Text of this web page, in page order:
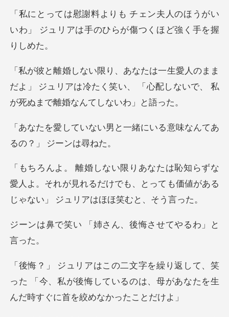
夫人のほうがい
いわ」 ジュリアは手
ま
だよ」 ジュリアは冷たく笑い、 「心配しない
と一緒にいる意味なんてあ
な
愛人よ。それが見れるだけでも、とっても価値が
「姉さん、後悔させ
、笑
った 「今、私が後悔しているのは、母があ